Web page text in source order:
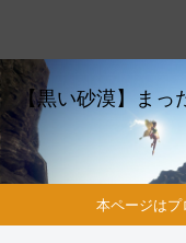
【黒い砂漠】ま
本ページはプ